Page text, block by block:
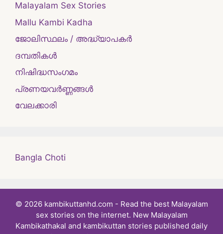
Malayalam Sex Stories
Mallu Kambi Kadha
ജോലിസ്ഥലം / അദ്ധ്യാപകർ
ദമ്പതികള്‍
നിഷിദ്ധസംഗമം
പ്രണയവർണ്ണങ്ങൾ
വേലക്കാരി
Bangla Choti
© 2026 kambikuttanhd.com - Read the best Malayalam
sex stories on the internet. New Malayalam
Kambikathakal and kambikuttan stories published daily